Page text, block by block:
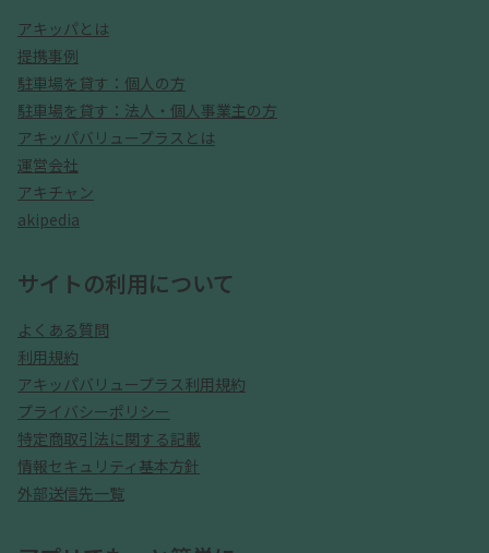
アキッパとは
提携事例
駐車場を貸す：個人の方
駐車場を貸す：法人・個人事業主の方
アキッパバリュープラスとは
運営会社
アキチャン
akipedia
サイトの利用について
よくある質問
利用規約
アキッパバリュープラス利用規約
プライバシーポリシー
特定商取引法に関する記載
情報セキュリティ基本方針
外部送信先一覧